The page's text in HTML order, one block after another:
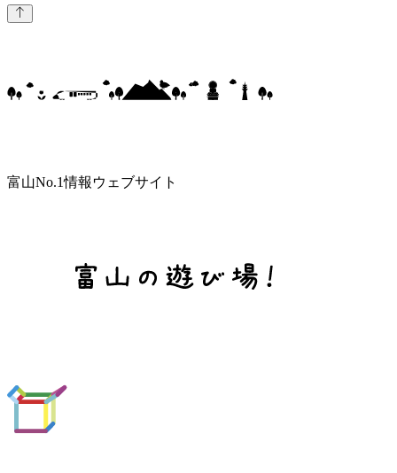
富山No.1情報ウェブサイト